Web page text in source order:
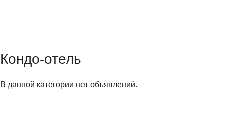
Кондо-отель
В данной категории нет объявлений.